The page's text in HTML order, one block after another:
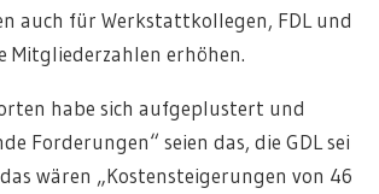
auch für Werkstattkollegen, FDL und
Mitgliederzahlen erhöhen.
habe sich aufgeplustert und
Forderungen“ seien das, die GDL sei
wären „Kostensteigerungen von 46